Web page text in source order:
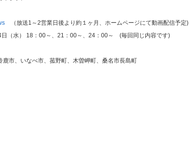
（放送1～2営業日後より約１ヶ月、ホームページにて動画配信予定)
水） 18：00～、21：00～、24：00～ (毎回同じ内容です)
、いなべ市、菰野町、木曽岬町、桑名市長島町